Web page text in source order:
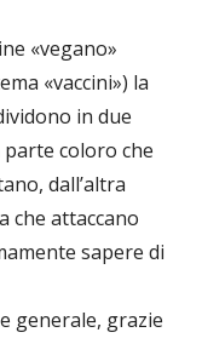
«vegano»
«vaccini») la
in due
coloro che
dall’altra
che attaccano
sapere di
generale, grazie